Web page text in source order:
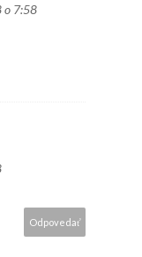
o 7:58
Odpovedať